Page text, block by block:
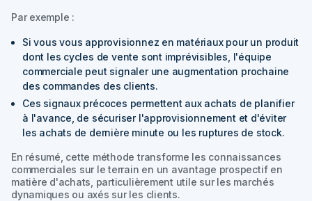
Par exemple :
Si vous vous approvisionnez en matériaux pour un produit
dont les cycles de vente sont imprévisibles, l'équipe
commerciale peut signaler une augmentation prochaine
des commandes des clients.
Ces signaux précoces permettent aux achats de planifier
à l'avance, de sécuriser l'approvisionnement et d'éviter
les achats de dernière minute ou les ruptures de stock.
En résumé, cette méthode transforme les connaissances
commerciales sur le terrain en un avantage prospectif en
matière d'achats, particulièrement utile sur les marchés
dynamiques ou axés sur les clients.